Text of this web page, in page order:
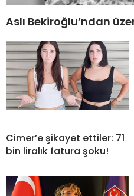
Aslı Bekiroğlu’ndan
Cimer’e şikayet ettiler: 71
bin liralık fatura şoku!